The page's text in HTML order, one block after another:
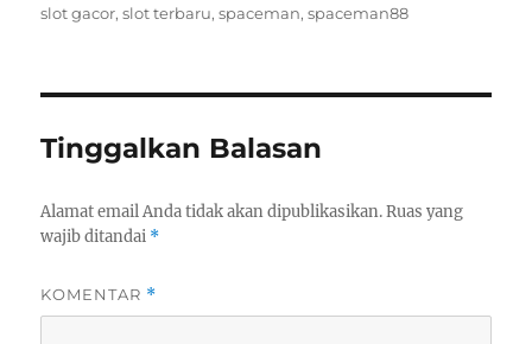
on
slot gacor,slot terbaru,spaceman,spaceman88
Tinggalkan Balasan
Alamat email Anda tidak akan dipublikasikan. Ruas yang
wajib ditandai *
KOMENTAR *